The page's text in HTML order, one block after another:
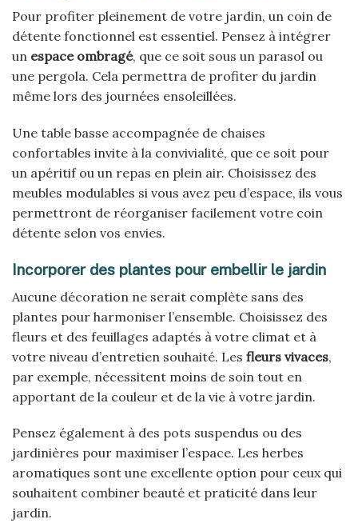
Pour profiter pleinement de votre jardin, un coin de
détente fonctionnel est essentiel. Pensez à intégrer
un espace ombragé, que ce soit sous un parasol ou
une pergola. Cela permettra de profiter du jardin
même lors des journées ensoleillées.
Une table basse accompagnée de chaises
confortables invite à la convivialité, que ce soit pour
un apéritif ou un repas en plein air. Choisissez des
meubles modulables si vous avez peu d’espace, ils vous
permettront de réorganiser facilement votre coin
détente selon vos envies.
Incorporer des plantes pour embellir le jardin
Aucune décoration ne serait complète sans des
plantes pour harmoniser l’ensemble. Choisissez des
fleurs et des feuillages adaptés à votre climat et à
votre niveau d’entretien souhaité. Les fleurs vivaces,
par exemple, nécessitent moins de soin tout en
apportant de la couleur et de la vie à votre jardin.
Pensez également à des pots suspendus ou des
jardinières pour maximiser l’espace. Les herbes
aromatiques sont une excellente option pour ceux qui
souhaitent combiner beauté et praticité dans leur
jardin.